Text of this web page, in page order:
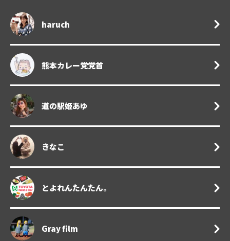
haruch
熊本カレー党党首
道の駅姫あゆ
きなこ
とよれんたんたん。
Gray film